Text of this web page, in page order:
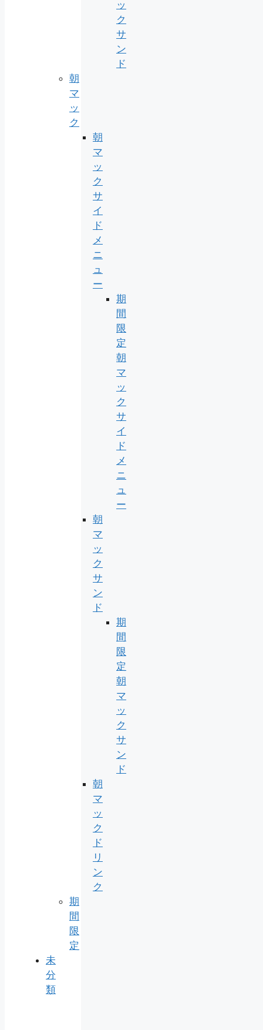
ッ
ク
サ
ン
ド
朝
マ
ッ
ク
朝
マ
ッ
ク
サ
イ
ド
メ
ニ
ュ
ー
期
間
限
定
朝
マ
ッ
ク
サ
イ
ド
メ
ニ
ュ
ー
朝
マ
ッ
ク
サ
ン
ド
期
間
限
定
朝
マ
ッ
ク
サ
ン
ド
朝
マ
ッ
ク
ド
リ
ン
ク
期
間
限
定
未
分
類